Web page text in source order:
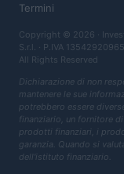
Termini
Copyright © 2026 ·
S.r.l. · P.IVA
All Rights Reserved
Dichiarazione di non
mantenere le sue
potrebbero essere
finanziario, un fornitore
prodotti finanziari, i
garanzia. Quando si
dell'istituto finanziario.